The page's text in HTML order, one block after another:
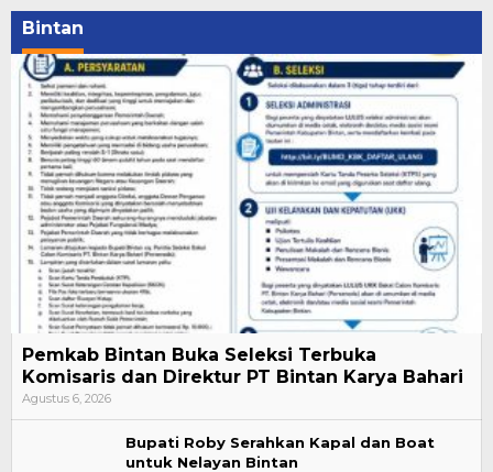
Bintan
Pemkab Bintan Buka Seleksi Terbuka
Komisaris dan Direktur PT Bintan Karya Bahari
Agustus 6, 2026
Bupati Roby Serahkan Kapal dan Boat
untuk Nelayan Bintan